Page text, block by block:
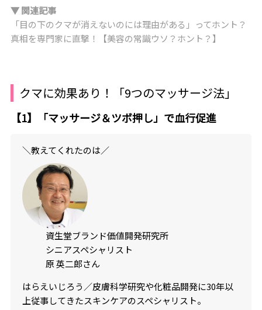
▼ 関連記事
「目の下のクマが消えないのには理由がある」ってホント？
真相を専門家に直撃！【美容の常識ウソ？ホント？】
クマに効果あり！「9つのマッサージ法」
【1】「マッサージ＆ツボ押し」で血行促進
＼教えてくれたのは／
資生堂ブランド価値開発研究所
シニアスペシャリスト
原 英二郎さん
はらえいじろう／皮膚科学研究や化粧品開発に30年以
上従事してきたスキンケアのスペシャリスト。